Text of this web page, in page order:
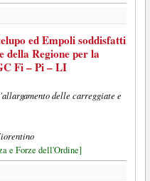
ed Empoli soddisfatti
della Regione per la
Fi – Pi – LI
delle carreggiate e
e Forze dell'Ordine]